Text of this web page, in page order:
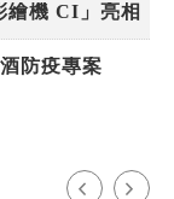
繪機 CI」亮相
防疫專案